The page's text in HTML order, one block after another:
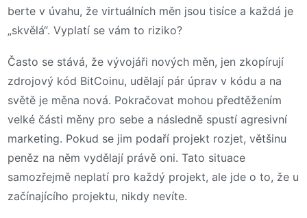
berte v úvahu, že virtuálních měn jsou tisíce a každá je
„skvělá“. Vyplatí se vám to riziko?
Často se stává, že vývojáři nových měn, jen zkopírují
zdrojový kód BitCoinu, udělají pár úprav v kódu a na
světě je měna nová. Pokračovat mohou předtěžením
velké části měny pro sebe a následně spustí agresivní
marketing. Pokud se jim podaří projekt rozjet, většinu
peněz na něm vydělají právě oni. Tato situace
samozřejmě neplatí pro každý projekt, ale jde o to, že u
začínajícího projektu, nikdy nevíte.